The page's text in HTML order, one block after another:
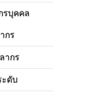
รบุคคล
กร
ากร
ะดับ